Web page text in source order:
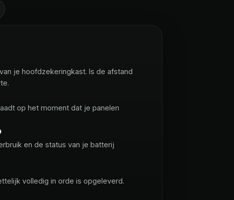
je hoofdzekeringkast. Is de afstand
op het moment dat je panelen
en de status van je batterij
volledig in orde is opgeleverd.